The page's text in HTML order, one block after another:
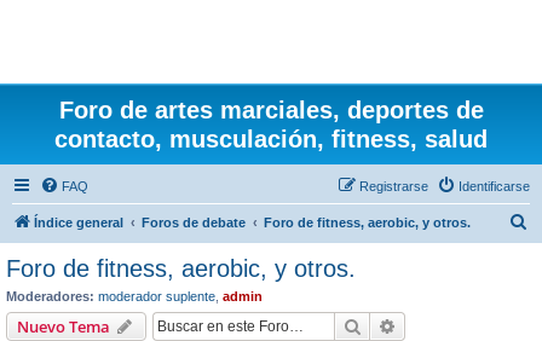
Foro de artes marciales, deportes de
contacto, musculación, fitness, salud
FAQ Identificarse
Registrarse
Índice general Foros de debate Foro de fitness, aerobic, y otros.
Foro de fitness, aerobic, y otros.
Moderadores: moderador suplente admin
Nuevo Tema Buscar